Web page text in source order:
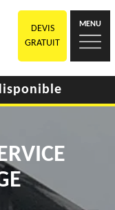
DEVIS
GRATUIT
MENU